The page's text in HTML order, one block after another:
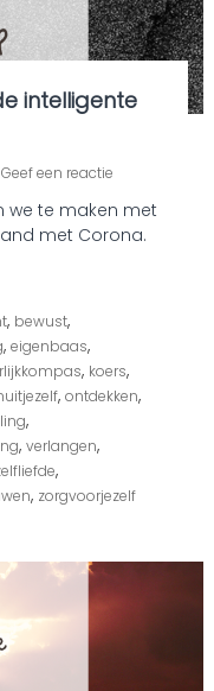
intelligente
Geef een reactieo
H
o
h
t
a
a
e
we te maken met
met Corona.
, bewust,
, eigenbaas,
, koers,
, ontdekken,
,
, verlangen,
,
, zorgvoorjezelf